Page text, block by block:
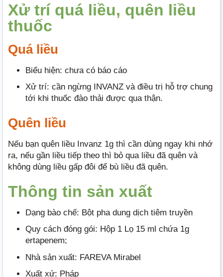
Xử trí quá liều, quên liều
thuốc
Quá liều
Biểu hiện: chưa có báo cáo
Xử trí: cần ngừng INVANZ và điều trị hỗ trợ chung
tới khi thuốc đào thải được qua thận.
Quên liều
Nếu bạn quên liều Invanz 1g thì cần dùng ngay khi nhớ
ra, nếu gần liều tiếp theo thì bỏ qua liều đã quên và
không dùng liều gấp đôi để bù liều đã quên.
Thông tin sản xuất
Dạng bào chế: Bột pha dung dịch tiêm truyền
Quy cách đóng gói: Hộp 1 Lọ 15 ml chứa 1g
ertapenem;
Nhà sản xuất: FAREVA Mirabel
Xuất xứ: Pháp